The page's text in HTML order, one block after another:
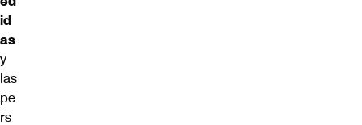
id
as
y
las
pe
rs